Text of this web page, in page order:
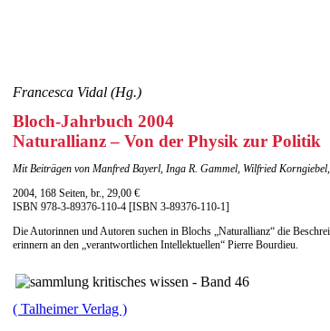
Francesca Vidal (Hg.)
Bloch-Jahrbuch 2004
Naturallianz – Von der Physik zur Politik
Mit Beiträgen von Manfred Bayerl, Inga R. Gammel, Wilfried
2004, 168 Seiten, br., 29,00 €
ISBN 978-3-89376-110-4 [ISBN 3-89376-110-1]
Die Autorinnen und Autoren suchen in Blochs „Naturallianz“ die
erinnern an den „verantwortlichen Intellektuellen“ Pierre Bourdieu.
( Talheimer Verlag )